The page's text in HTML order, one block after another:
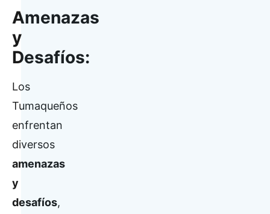
Amenazas
y
Desafíos:
Los
Tumaqueños
enfrentan
diversos
amenazas
y
desafíos,